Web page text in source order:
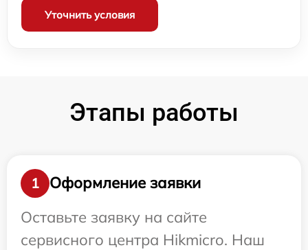
Уточнить условия
Этапы работы
1
Оформление заявки
Оставьте заявку на сайте
сервисного центра Hikmicro. Наш